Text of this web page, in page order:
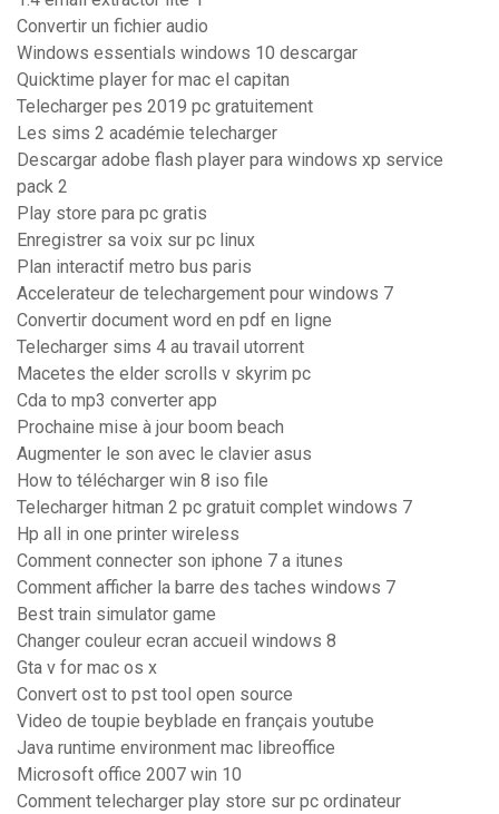
Convertir un fichier audio
Windows essentials windows 10 descargar
Quicktime player for mac el capitan
Telecharger pes 2019 pc gratuitement
Les sims 2 académie telecharger
Descargar adobe flash player para windows xp service
pack 2
Play store para pc gratis
Enregistrer sa voix sur pc linux
Plan interactif metro bus paris
Accelerateur de telechargement pour windows 7
Convertir document word en pdf en ligne
Telecharger sims 4 au travail utorrent
Macetes the elder scrolls v skyrim pc
Cda to mp3 converter app
Prochaine mise à jour boom beach
Augmenter le son avec le clavier asus
How to télécharger win 8 iso file
Telecharger hitman 2 pc gratuit complet windows 7
Hp all in one printer wireless
Comment connecter son iphone 7 a itunes
Comment afficher la barre des taches windows 7
Best train simulator game
Changer couleur ecran accueil windows 8
Gta v for mac os x
Convert ost to pst tool open source
Video de toupie beyblade en français youtube
Java runtime environment mac libreoffice
Microsoft office 2007 win 10
Comment telecharger play store sur pc ordinateur